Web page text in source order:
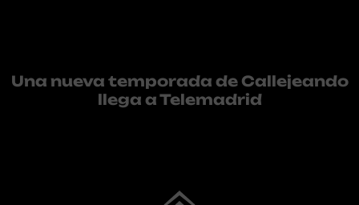
Una nueva temporada de Callejeando
llega a Telemadrid